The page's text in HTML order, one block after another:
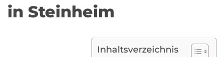
in Steinheim
Inhaltsverzeichnis